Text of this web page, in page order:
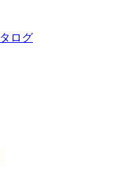
ログ